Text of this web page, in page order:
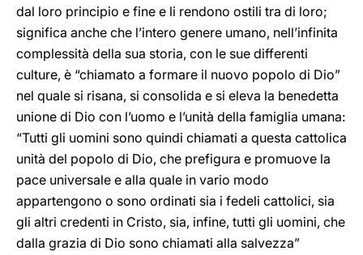
dal loro principio e fine e li rendono ostili tra di loro;
significa anche che l’intero genere umano, nell’infinita
complessità della sua storia, con le sue differenti
culture, è “chiamato a formare il nuovo popolo di Dio”
nel quale si risana, si consolida e si eleva la benedetta
unione di Dio con l’uomo e l’unità della famiglia umana:
“Tutti gli uomini sono quindi chiamati a questa cattolica
unità del popolo di Dio, che prefigura e promuove la
pace universale e alla quale in vario modo
appartengono o sono ordinati sia i fedeli cattolici, sia
gli altri credenti in Cristo, sia, infine, tutti gli uomini, che
dalla grazia di Dio sono chiamati alla salvezza”